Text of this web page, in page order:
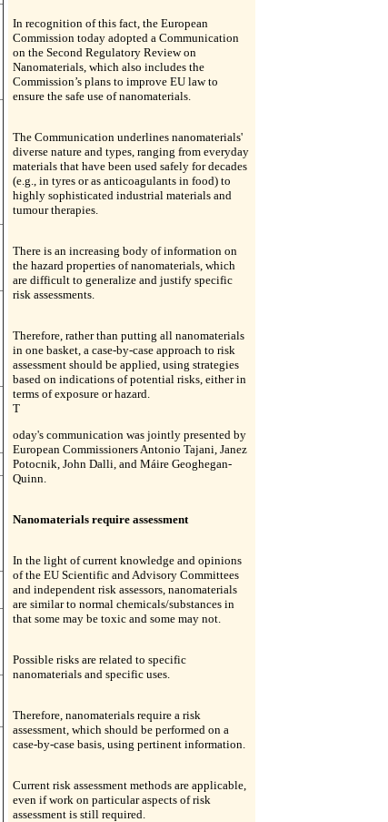
In recognition of this fact, the European
Commission today adopted a Communication
on the Second Regulatory Review on
Nanomaterials, which also includes the
Commission’s plans to improve EU law to
ensure the safe use of nanomaterials.
The Communication underlines nanomaterials'
diverse nature and types, ranging from everyday
materials that have been used safely for decades
(e.g., in tyres or as anticoagulants in food) to
highly sophisticated industrial materials and
tumour therapies.
There is an increasing body of information on
the hazard properties of nanomaterials, which
are difficult to generalize and justify specific
risk assessments.
Therefore, rather than putting all nanomaterials
in one basket, a case-by-case approach to risk
assessment should be applied, using strategies
based on indications of potential risks, either in
terms of exposure or hazard.
T
oday's communication was jointly presented by
European Commissioners Antonio Tajani, Janez
Potocnik, John Dalli, and Máire Geoghegan-
Quinn.
Nanomaterials require assessment
In the light of current knowledge and opinions
of the EU Scientific and Advisory Committees
and independent risk assessors, nanomaterials
are similar to normal chemicals/substances in
that some may be toxic and some may not.
Possible risks are related to specific
nanomaterials and specific uses.
Therefore, nanomaterials require a risk
assessment, which should be performed on a
case-by-case basis, using pertinent information.
Current risk assessment methods are applicable,
even if work on particular aspects of risk
assessment is still required.